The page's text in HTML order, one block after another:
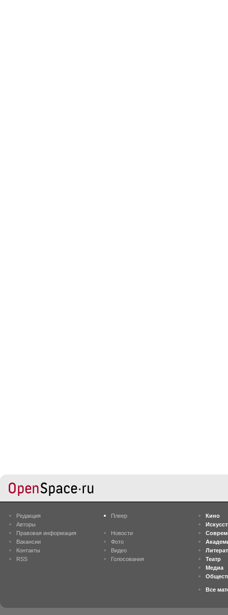
Редакция
Авторы
Правовая информация
Вакансии
Контакты
RSS
Плеер
Новости
Фото
Видео
Голосования
Кино
Театр
Медиа
Все